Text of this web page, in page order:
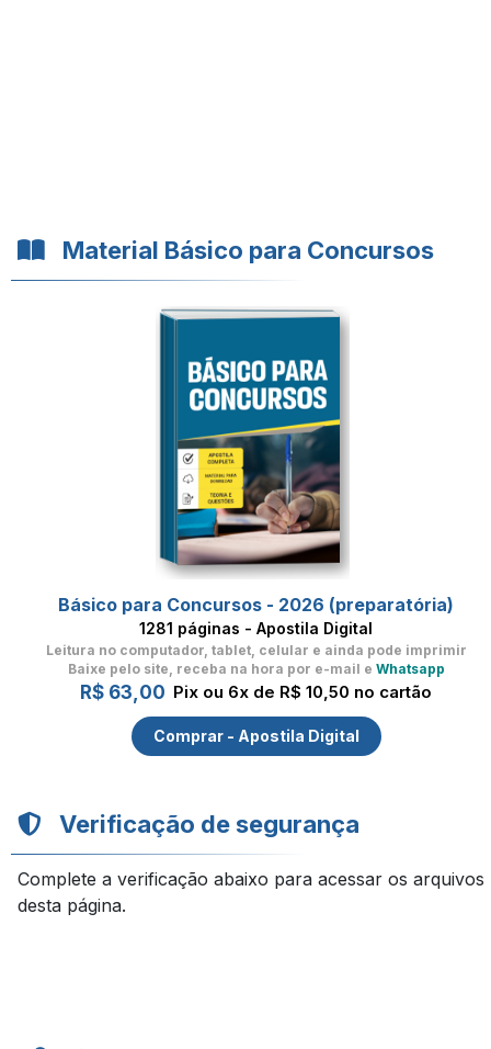
Material Básico para Concursos
Básico para Concursos - 2026 (preparatória)
1281 páginas - Apostila Digital
Leitura no computador, tablet, celular e ainda pode imprimir
Baixe pelo site, receba na hora por e-mail e Whatsapp
R$ 63,00 Pix ou 6x de R$ 10,50 no cartão
Comprar - Apostila Digital
Verificação de segurança
Complete a verificação abaixo para acessar os arquivos
desta página.